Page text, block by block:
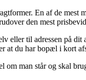
En af de mest
den mest
eller til adressen på
at du har bopæl i kort
man står og skal